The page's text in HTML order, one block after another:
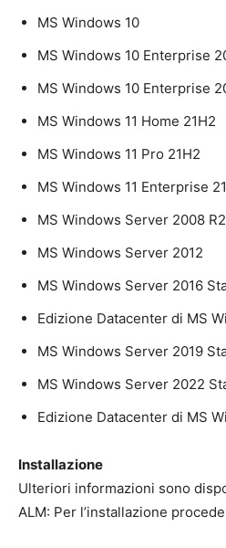
MS Windows 10
MS Windows 10 Enterprise
MS Windows 10 Enterprise
MS Windows 11 Home 21H2
MS Windows 11 Pro 21H2
MS Windows 11 Enterprise
MS Windows Server 2008 R2
MS Windows Server 2012
MS Windows Server 2016
Edizione Datacenter di MS
MS Windows Server 2019
MS Windows Server 2022
Edizione Datacenter di MS
Installazione
Ulteriori informazioni sono
ALM: Per l’installazione